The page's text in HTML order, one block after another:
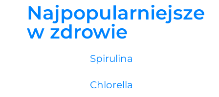
Najpopularniejsze
w zdrowie
Spirulina
Chlorella